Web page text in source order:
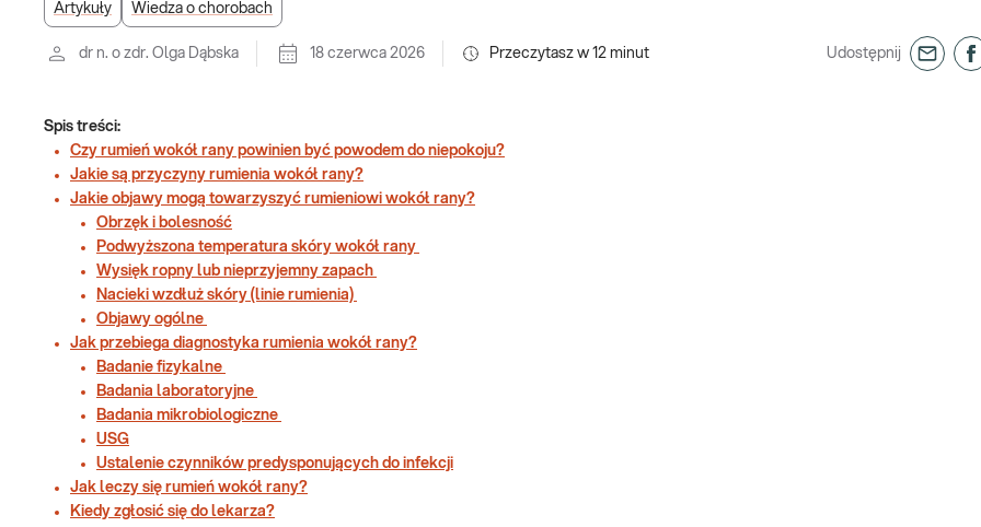
Artykuły Wiedza o chorobach
dr n. o zdr. Olga Dąbska 18 czerwca 2026 Przeczytasz w 12 minut Udostępnij
Spis treści:
Czy rumień wokół rany powinien być powodem do niepokoju?
Jakie są przyczyny rumienia wokół rany?
Jakie objawy mogą towarzyszyć rumieniowi wokół rany?
Obrzęk i bolesność
Podwyższona temperatura skóry wokół rany
Wysięk ropny lub nieprzyjemny zapach
Nacieki wzdłuż skóry (linie rumienia)
Objawy ogólne
Jak przebiega diagnostyka rumienia wokół rany?
Badanie fizykalne
Badania laboratoryjne
Badania mikrobiologiczne
USG
Ustalenie czynników predysponujących do infekcji
Jak leczy się rumień wokół rany?
Kiedy zgłosić się do lekarza?